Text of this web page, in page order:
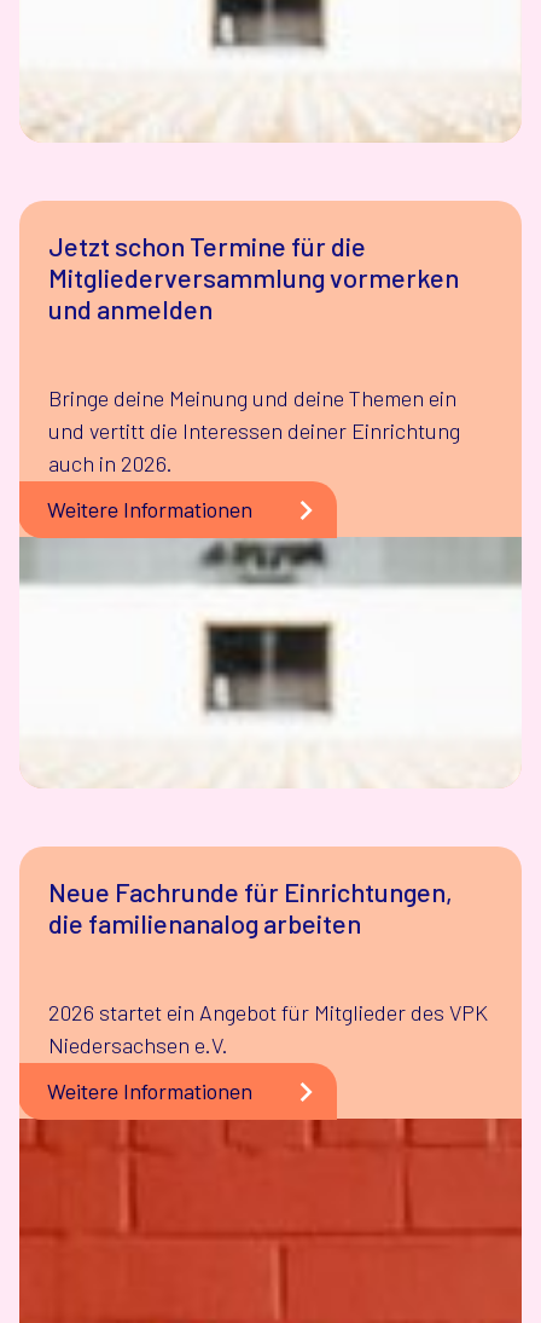
Jetzt schon Termine für die
Mitgliederversammlung vormerken
und anmelden
Bringe deine Meinung und deine Themen ein
und vertitt die Interessen deiner Einrichtung
auch in 2026.
Weitere Informationen
Neue Fachrunde für Einrichtungen,
die familienanalog arbeiten
2026 startet ein Angebot für Mitglieder des VPK
Niedersachsen e.V.
Weitere Informationen